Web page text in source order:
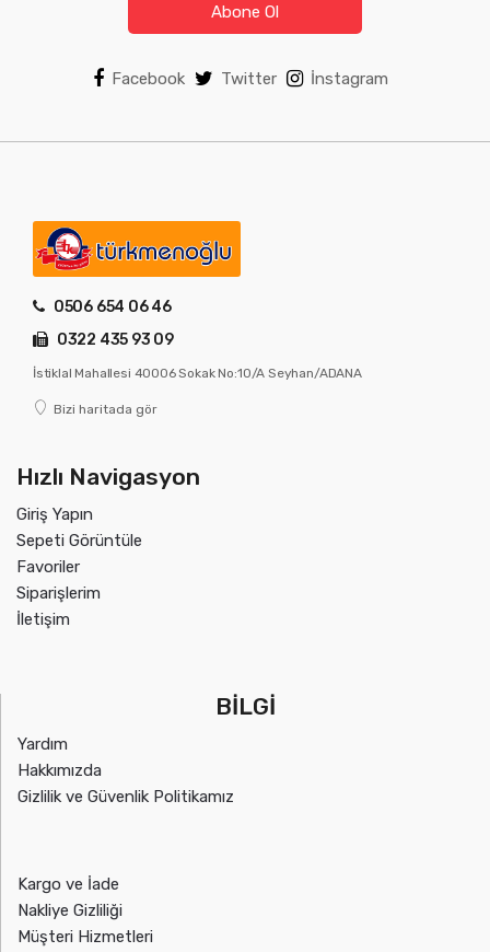
Abone Ol
Facebook Twitter İnstagram
0506 654 06 46
0322 435 93 09
İstiklal Mahallesi 40006 Sokak No:10/A Seyhan/ADANA
Bizi haritada gör
Hızlı Navigasyon
Giriş Yapın
Sepeti Görüntüle
Favoriler
Siparişlerim
İletişim
BİLGİ
Yardım
Hakkımızda
Gizlilik ve Güvenlik Politikamız
Kargo ve İade
Nakliye Gizliliği
Müşteri Hizmetleri